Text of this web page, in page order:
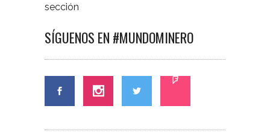
sección
SÍGUENOS EN #MUNDOMINERO